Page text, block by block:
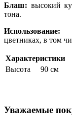
Блаш: высокий
тона.
Использование: в
цветниках, в том
Характеристики
Высота
90 см
Уважаемые